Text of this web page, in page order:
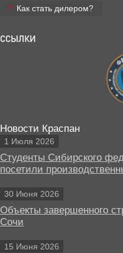
Как стать дилером?
ССЫЛКИ
Новости Краспан
1 Июля 2026
Студенты Сибирского
посетили
30 Июня 2026
Объекты завершенного
Сочи
15 Июня 2026